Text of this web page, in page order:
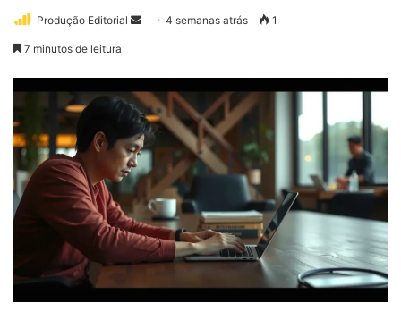
Produção Editorial
Mande4 semanas atrás 1
7 minutos de leitura